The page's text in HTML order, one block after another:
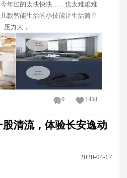
今年过的太快快快……也太难难难
款智能生活的小技能让生活简单
压力大，...
0 1458
股清流，体验长安逸动
2020-04-17